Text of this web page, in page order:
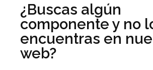
¿Buscas algún
componente y no
encuentras en
web?